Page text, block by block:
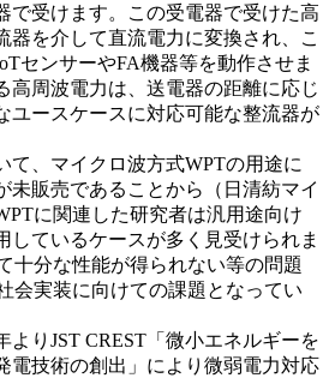
で受けます。この受電器で受けた高
器を介して直流電力に変換され、こ
センサーやFA機器等を動作させま
高周波電力は、送電器の距離に応じ
ユースケースに対応可能な整流器が
て、マイクロ波方式WPTの用途に
未販売であることから（日清紡マイ
に関連した研究者は汎用途向け
しているケースが多く見受けられま
十分な性能が得られない等の問題
会実装に向けての課題となってい
よりJST CREST「微小エネルギーを
電技術の創出」により微弱電力対応